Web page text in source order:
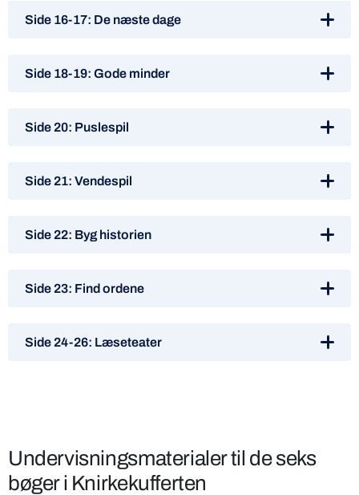
Side 16-17: De næste dage
Side 18-19: Gode minder
Side 20: Puslespil
Side 21: Vendespil
Side 22: Byg historien
Side 23: Find ordene
Side 24-26: Læseteater
Undervisningsmaterialer til de seks
bøger i Knirkekufferten